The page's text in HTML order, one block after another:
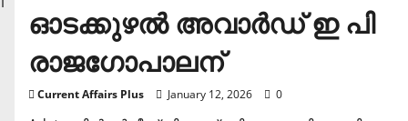
കാരണമായത്
എങ്ങനെ?
ഓടക്കുഴൽ അവാർഡ് ഇ പി
രാജഗോപാലന്
Current Affairs Plus January 12, 2026 0